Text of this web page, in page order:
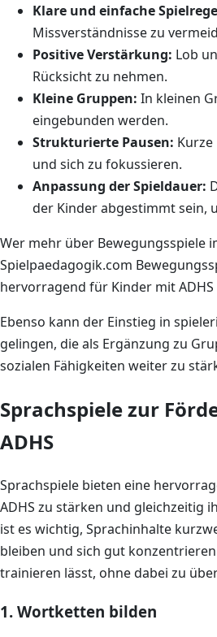
Klare und einfache
Missverständnisse zu
Positive Verstärkung: Lob
Rücksicht zu nehmen.
Kleine Gruppen: In kleinen
eingebunden werden.
Strukturierte Pausen:
und sich zu fokussieren.
Anpassung der Spieldauer:
der Kinder abgestimmt sein,
Wer mehr über Bewegungsspiele
Spielpaedagogik.com
hervorragend für Kinder mit ADHS
Ebenso kann der Einstieg in
gelingen, die als Ergänzung zu
sozialen Fähigkeiten weiter zu
Sprachspiele zur
ADHS
Sprachspiele bieten eine
ADHS zu stärken und gleichzeitig
ist es wichtig, Sprachinhalte
bleiben und sich gut
trainieren lässt, ohne dabei zu
1. Wortketten bilden